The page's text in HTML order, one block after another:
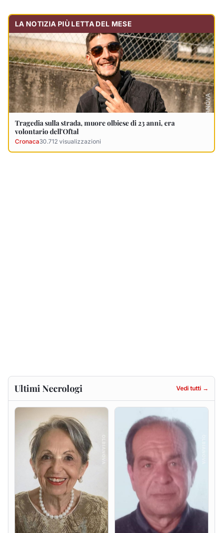
Maria Teresa Floris ved.
6 agosto 2026
Renzo Murrai
5 agosto 2026